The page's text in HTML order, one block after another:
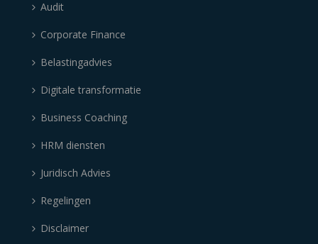
Audit
Corporate Finance
Belastingadvies
Digitale transformatie
Business Coaching
HRM diensten
Juridisch Advies
Regelingen
Disclaimer